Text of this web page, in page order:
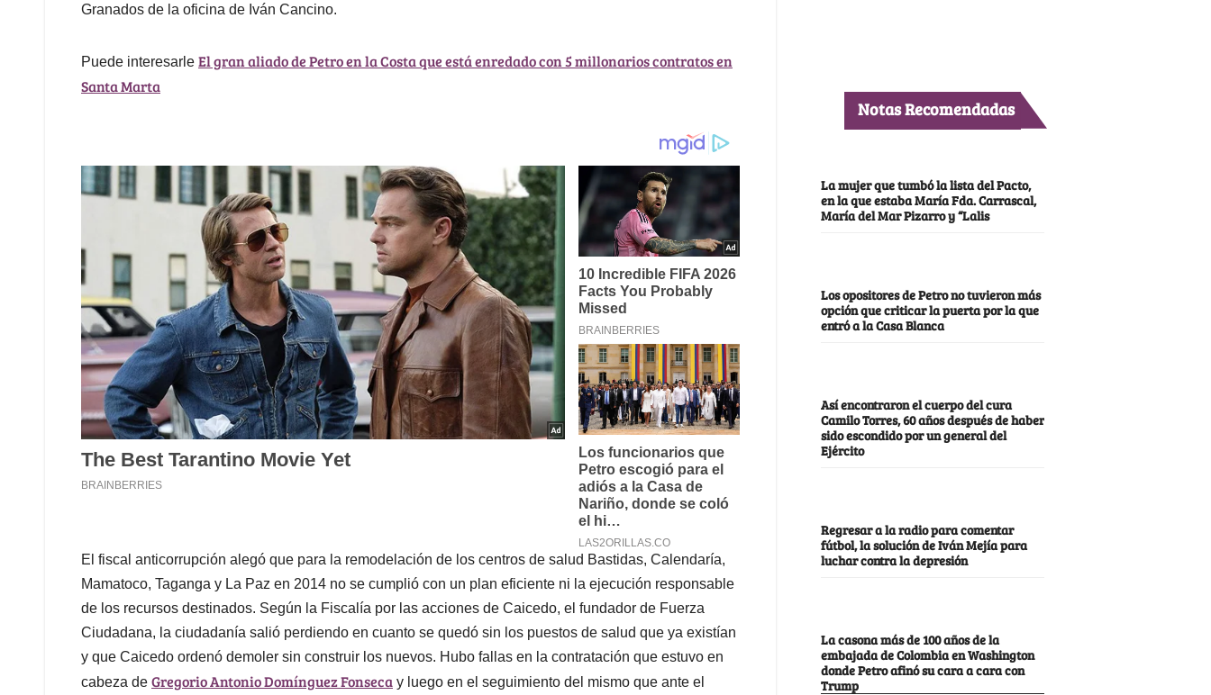
Granados de la oficina de Iván Cancino.
Puede interesarle El gran aliado de Petro en la Costa que está enredado con 5 millonarios contratos en
Santa Marta
El fiscal anticorrupción alegó que para la remodelación de los centros de salud Bastidas, Calendaría,
Mamatoco, Taganga y La Paz en 2014 no se cumplió con un plan eficiente ni la ejecución responsable
de los recursos destinados. Según la Fiscalía por las acciones de Caicedo, el fundador de Fuerza
Ciudadana, la ciudadanía salió perdiendo en cuanto se quedó sin los puestos de salud que ya existían
y que Caicedo ordenó demoler sin construir los nuevos. Hubo fallas en la contratación que estuvo en
cabeza de Gregorio Antonio Domínguez Fonseca y luego en el seguimiento del mismo que ante el
Notas Recomendadas
La mujer que tumbó la lista del Pacto,
en la que estaba María Fda. Carrascal,
María del Mar Pizarro y “Lalis
Los opositores de Petro no tuvieron más
opción que criticar la puerta por la que
entró a la Casa Blanca
Así encontraron el cuerpo del cura
Camilo Torres, 60 años después de haber
sido escondido por un general del
Ejército
Regresar a la radio para comentar
fútbol, la solución de Iván Mejía para
luchar contra la depresión
La casona más de 100 años de la
embajada de Colombia en Washington
donde Petro afinó su cara a cara con
Trump